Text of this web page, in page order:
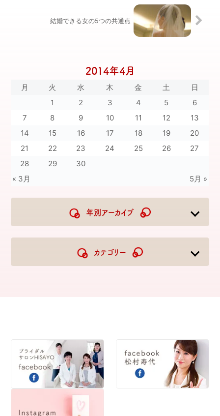
結婚できる女の5つの共通点
2014年4月
月 火 水 木 金 土 日
« 3月 5月 »
1 2 3 4 5
6
7
8 9 10 11 12
13
14
15 16 17 18 19
20
21
22 23 24 25 26
27
28
29 30
年別アーカイブ
2023
カテゴリー